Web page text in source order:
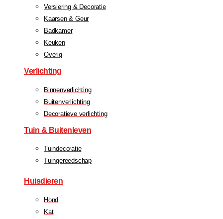
Versiering & Decoratie
Kaarsen & Geur
Badkamer
Keuken
Overig
Verlichting
Binnenverlichting
Buitenverlichting
Decoratieve verlichting
Tuin & Buitenleven
Tuindecoratie
Tuingereedschap
Huisdieren
Hond
Kat